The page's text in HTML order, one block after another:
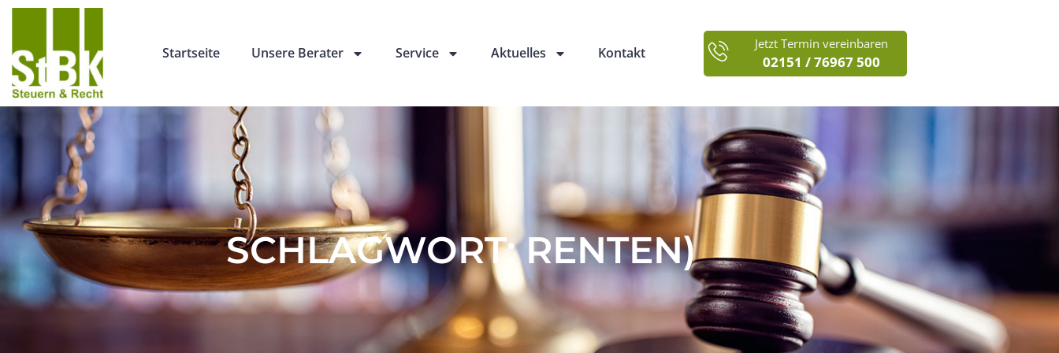
Startseite Unsere Berater Service Aktuelles Kontakt
Jetzt Termin vereinbaren
02151 / 76967 500
SCHLAGWORT: RENTEN)